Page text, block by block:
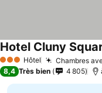
3 ÉtoilesHôtel Chambres
Hotel Cluny
8,4 Très bien 4 805